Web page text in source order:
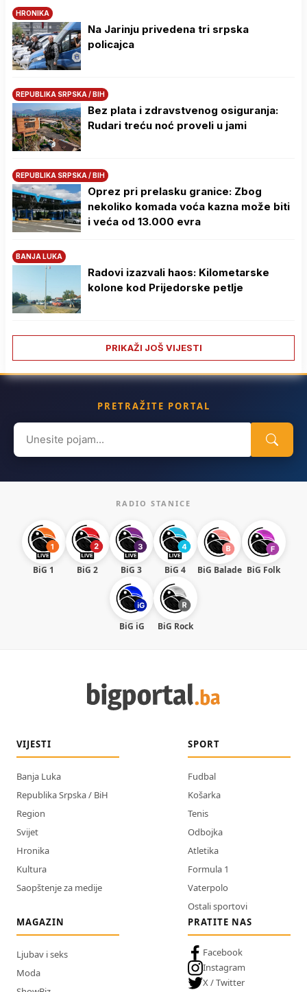
HRONIKA
Na Јarinju privedena tri srpska
policajca
REPUBLIKA SRPSKA / BIH
Bez plata i zdravstvenog osiguranja:
Rudari treću noć proveli u jami
REPUBLIKA SRPSKA / BIH
Oprez pri prelasku granice: Zbog
nekoliko komada voća kazna može biti
i veća od 13.000 evra
BANJA LUKA
Radovi izazvali haos: Kilometarske
kolone kod Prijedorske petlje
PRIKAŽI JOŠ VIJESTI
PRETRAŽITE PORTAL
Search
for:
RADIO STANICE
BiG 1 BiG 2 BiG 3 BiG 4 BiG Balade BiG Folk
BiG iG BiG Rock
VIJESTI
Banja Luka
Republika Srpska / BiH
Region
Svijet
Hronika
Kultura
Saopštenje za medije
SPORT
Fudbal
Košarka
Tenis
Odbojka
Atletika
Formula 1
Vaterpolo
Ostali sportovi
MAGAZIN
Ljubav i seks
Moda
PRATITE NAS
Facebook
Instagram
X / Twitter